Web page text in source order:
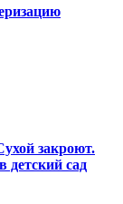
закроют.
детский сад